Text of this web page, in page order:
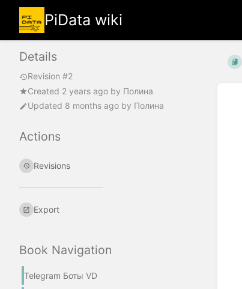
PiData wiki
Details
Revision #2
Created 2 years ago by Полина
Updated 8 months ago by Полина
Actions
Revisions
Export
Book Navigation
Telegram Боты VD